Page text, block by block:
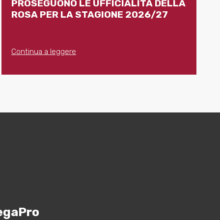
PROSEGUONO LE UFFICIALITÀ DELLA
ROSA PER LA STAGIONE 2026/27
Continua a leggere